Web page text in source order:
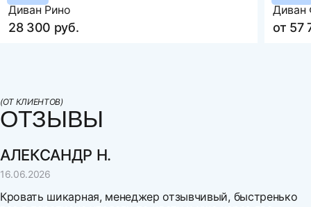
Механизм трансформации
Подъемный механизм
Бельевой ящик
да
Максимальная нагрузка на одно спальное место
Максимальная нагрузка на одно посадочное место
направление
г. Казань
Оцените товар
Диван Рино
28 300 руб.
Диван
от 57
(ОТ КЛИЕНТОВ)
ОТЗЫВЫ
АЛЕКСАНДР Н.
16.06.2026
Кровать шикарная, менеджер отзывчивый, быстренько